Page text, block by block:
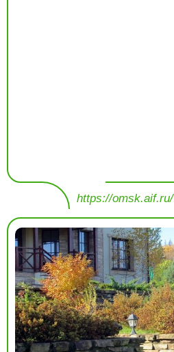
https://omsk.aif.ru/